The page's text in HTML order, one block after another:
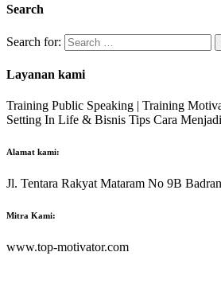
Search
Search for:
Layanan kami
Training Public Speaking | Training
Setting In Life & Bisnis Tips Cara
Alamat kami:
Jl. Tentara Rakyat Mataram No 9B
Mitra Kami:
www.top-motivator.com